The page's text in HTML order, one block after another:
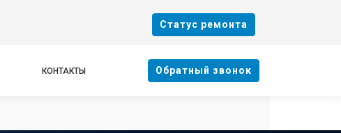
Cтатус ремонта
КОНТАКТЫ Oбратный звонок